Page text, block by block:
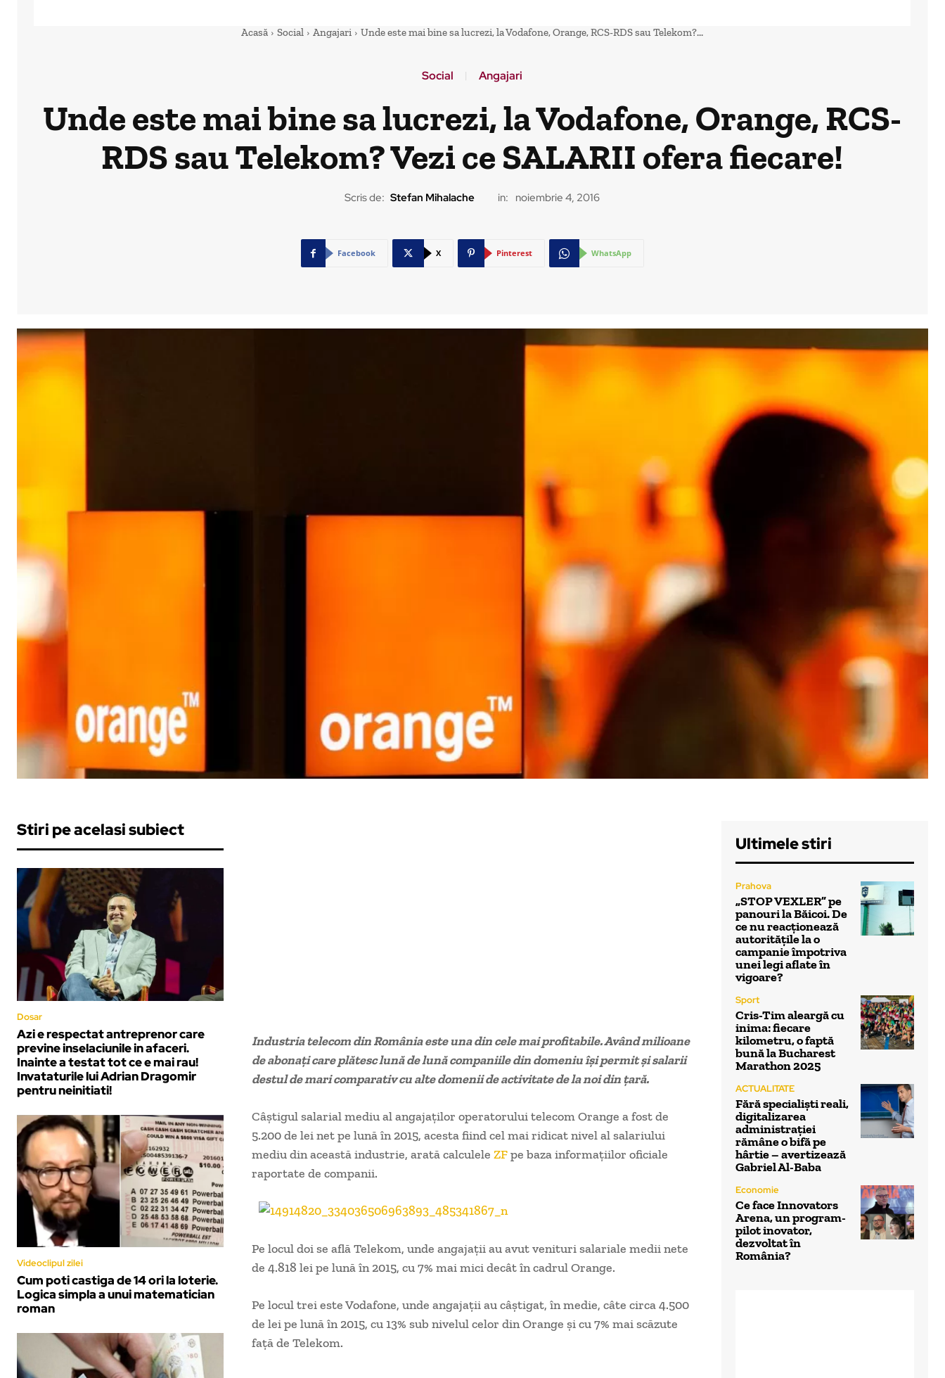
Acasă Social Angajari Unde este mai bine sa lucrezi, la Vodafone, Orange, RCS-RDS sau Telekom?...
Social Angajari
Unde este mai bine sa lucrezi, la Vodafone, Orange, RCS-
RDS sau Telekom? Vezi ce SALARII ofera fiecare!
Scris de: Stefan Mihalache in: noiembrie 4, 2016
Facebook X Pinterest WhatsApp
Stiri pe acelasi subiect
Dosar
Azi e respectat antreprenor care
previne inselaciunile in afaceri.
Inainte a testat tot ce e mai rau!
Invataturile lui Adrian Dragomir
pentru neinitiati!
Videoclipul zilei
Cum poti castiga de 14 ori la loterie.
Logica simpla a unui matematician
roman
Industria telecom din România este una din cele mai profitabile. Având milioane
de abonați care plătesc lună de lună companiile din domeniu își permit și salarii
destul de mari comparativ cu alte domenii de activitate de la noi din țară.
Câştigul salarial mediu al angajaţilor operatorului tele­com Orange a fost de
5.200 de lei net pe lună în 2015, acesta fiind cel mai ridicat nivel al salariului
mediu din această indus­trie, arată calculele ZFpe baza informaţiilor ofi­ciale
rapor­tate de companii.
Pe locul doi se află Telekom, unde angajaţii au avut veni­turi salariale medii nete
de 4.818 lei pe lună în 2015, cu 7% mai mici decât în cadrul Orange.
Pe locul trei este Vodafone, unde angajaţii au câştigat, în medie, câte circa 4.500
de lei pe lună în 2015, cu 13% sub ni­velul celor din Orange şi cu 7% mai scăzute
faţă de Telekom.
Ultimele stiri
Prahova
„STOP VEXLER” pe
panouri la Băicoi. De
ce nu reacționează
autoritățile la o
campanie împotriva
unei legi aflate în
vigoare?
Sport
Cris-Tim aleargă cu
inima: fiecare
kilometru, o faptă
bună la Bucharest
Marathon 2025
ACTUALITATE
Fără specialiști reali,
digitalizarea
administrației
rămâne o bifă pe
hârtie – avertizează
Gabriel Al-Baba
Economie
Ce face Innovators
Arena, un program-
pilot inovator,
dezvoltat în
România?